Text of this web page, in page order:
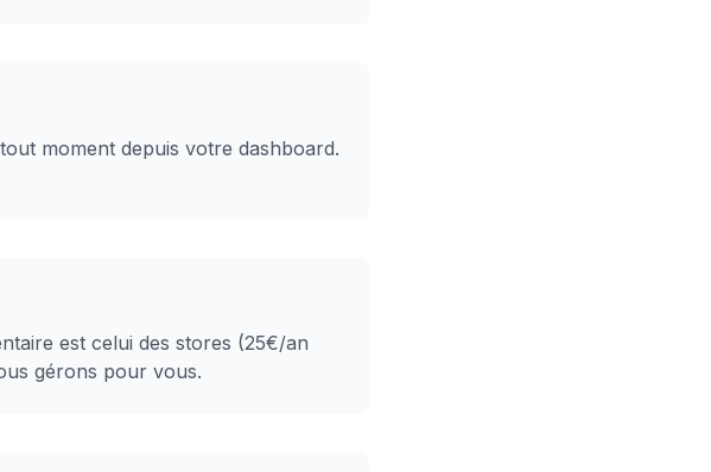
moment depuis votre dashboard.
est celui des stores (25€/an
gérons pour vous.